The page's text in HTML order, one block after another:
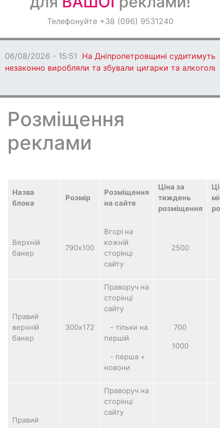
ОголошенняТелефонуйте +38 (096) 9531240
06/08/2026 - 15:51 На Дніпропетровщині судитимуть
незаконно виробляли та збували цигарки та алкоголь
Розміщення
реклами
Назва
блока
Розмір
Розміщення
на сайте
Ціна за
тиждень
розміщення
Верхній
банер
790х100
Вгорі на
кожній
сторінці
сайту
2500
Правий
верхній
банер
300х172
Праворуч на
сторінці
сайту
- тільки на
першій
- перша +
новони
700
1000
Правий
Праворуч на
сторінці
сайту